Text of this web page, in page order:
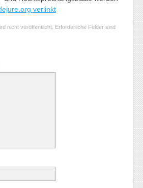
verlinkt
nicht veröffentlicht. Erforderliche Felder sind